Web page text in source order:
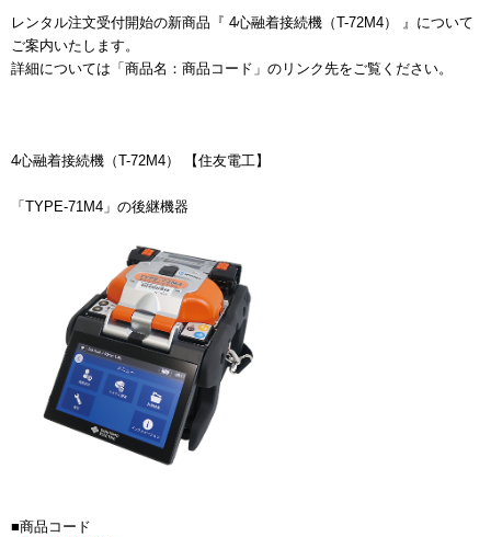
レンタル注文受付開始の新商品『 4心融着接続機（T-72M4） 』について
ご案内いたします。
詳細については「商品名：商品コード」のリンク先をご覧ください。
4心融着接続機（T-72M4） 【住友電工】
「TYPE-71M4」の後継機器
■商品コード